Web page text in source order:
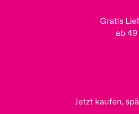
Gratis
ab
Jetzt kaufen,